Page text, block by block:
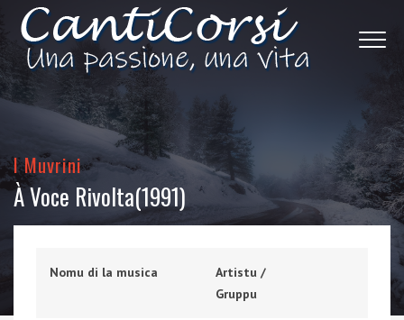
I Muvrini
À Voce Rivolta(1991)
Nomu di la musica
Artistu /
Gruppu